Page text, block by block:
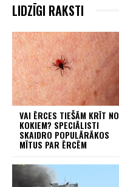
LIDZĪGI RAKSTI
VAI ĒRCES TIEŠĀM KRĪT NO
KOKIEM? SPECIĀLISTI
SKAIDRO POPULĀRĀKOS
MĪTUS PAR ĒRCĒM